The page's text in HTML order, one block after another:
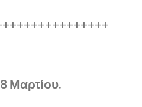
Μαρτίου.